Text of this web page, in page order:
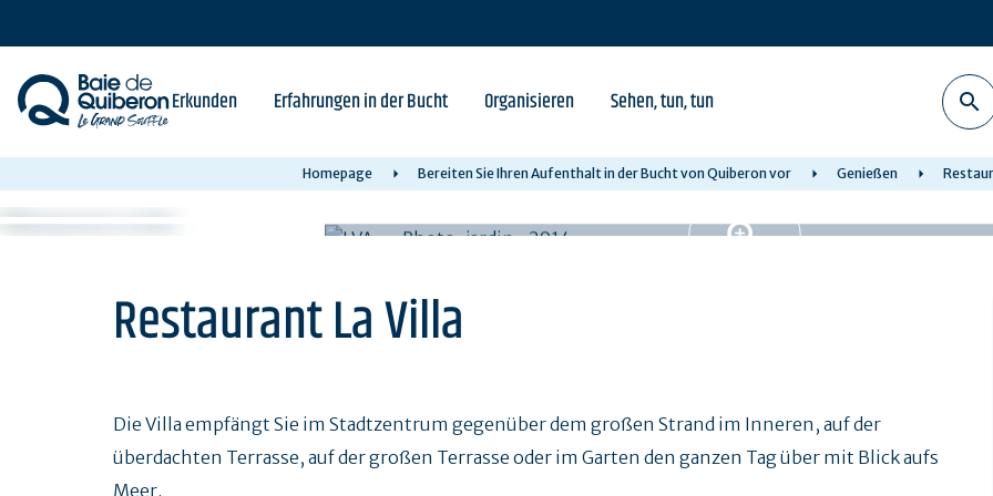
content
Erkunden Erfahrungen in der Bucht Organisieren Sehen, tun, tun
Homepage Bereiten Sie Ihren Aufenthalt in der Bucht von Quiberon vor Genießen
Restaurant La Villa
Die Villa empfängt Sie im Stadtzentrum gegenüber dem großen Strand im Inneren, auf der
überdachten Terrasse, auf der großen Terrasse oder im Garten den ganzen Tag über mit Blick aufs
Meer.